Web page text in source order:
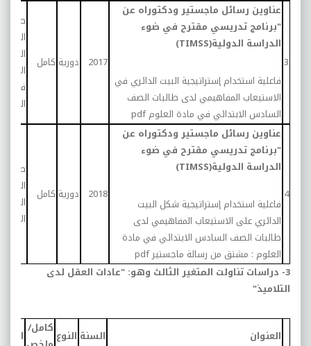
3
عناوين رسائل ماجستير ودكتوراه عن
"برنامج تدريسي مقترح في ضوء
الدراسة الدولية(TIMSS)
فاعلية استخدام إستراتيجية البيت الدائري في
الاستيعاب المفاهيمي لدى طالبات الصف
السادس الابتدائي في مادة العلومpdf
2017 دورية كامل
طالبات
الصف
في
العلوم
4
عناوين رسائل ماجستير ودكتوراه عن
"برنامج تدريسي مقترح في ضوء
الدراسة الدولية(TIMSS)
فاعلية استخدام إستراتيجية شكل البيت
الدائري على الاستيعاب المفاهيمي لدى
طالبات الصف السادس الابتدائي في مادة
العلوم : مشتق من رسالة ماجستيرpdf
2018 دورية كامل
طالبات
الصف
3- دراسات تناولت المتغير الثالث وهو: "عادات العقل لدى
التلاميذ"
العنوان السنة النوع كامل/